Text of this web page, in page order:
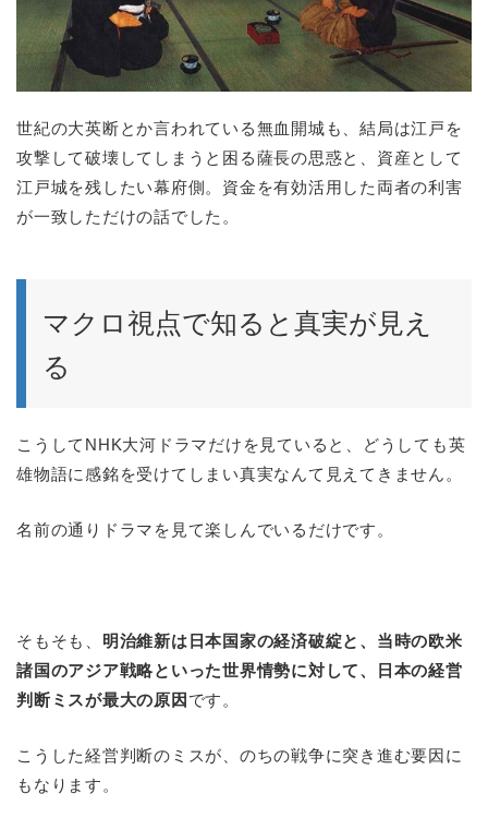
世紀の大英断とか言われている無血開城も、結局は江戸を
攻撃して破壊してしまうと困る薩長の思惑と、資産として
江戸城を残したい幕府側。資金を有効活用した両者の利害
が一致しただけの話でした。
マクロ視点で知ると真実が見え
る
こうしてNHK大河ドラマだけを見ていると、どうしても英
雄物語に感銘を受けてしまい真実なんて見えてきません。
名前の通りドラマを見て楽しんでいるだけです。
そもそも、 明治維新は日本国家の経済破綻と、当時の欧米
諸国のアジア戦略といった世界情勢に対して、日本の経営
判断ミスが最大の原因 です。
こうした経営判断のミスが、のちの戦争に突き進む要因に
もなります。